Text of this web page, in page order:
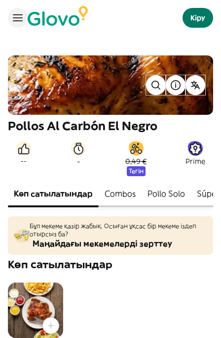
Кіру
Pollos Al Carbón El Negro
-- - 0,49 €
Тегін
Prime
Көп сатылатындар Combos Pollo Solo
Бұл мекеме қазір жабық. Осыған ұқсас бір мекеме іздеп
отырсыз ба?
Маңайдағы мекемелерді зерттеу
Көп сатылатындар